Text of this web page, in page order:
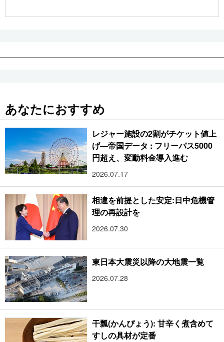
あなたにおすすめ
レジャー施設の2割がチケット値上
げ―帝国データ : フリーパス5000
円超え、変動料金導入進む
2026.07.17
相違を前提とした安定:日中危機管
理の再設計を
2026.07.30
東日本大震災以降の大地震一覧
2026.07.28
干瓢(かんぴょう): 甘辛く煮含めて
すしの具材が定番